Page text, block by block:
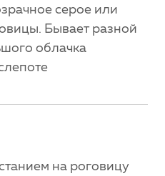
серое или
Бывает разной
облачка
на роговицу